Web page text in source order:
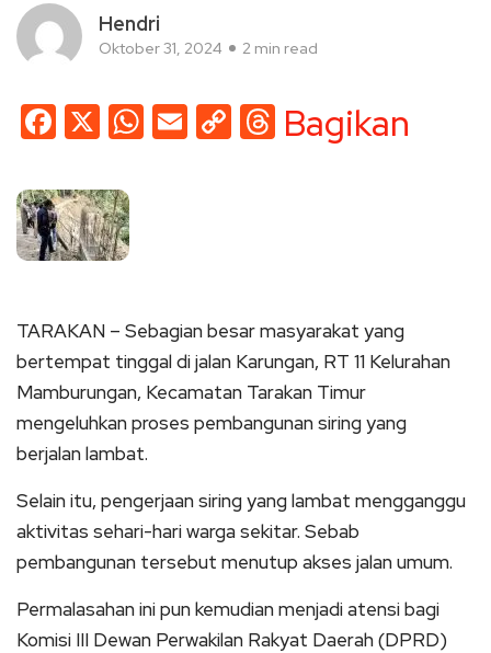
Hendri
Oktober 31, 2024 2 min read
Facebook
X WhatsApp
EmailCopyThreads
Bagikan
TARAKAN – Sebagian besar masyarakat yang
bertempat tinggal di jalan Karungan, RT 11 Kelurahan
Mamburungan, Kecamatan Tarakan Timur
mengeluhkan proses pembangunan siring yang
berjalan lambat.
Selain itu, pengerjaan siring yang lambat mengganggu
aktivitas sehari-hari warga sekitar. Sebab
pembangunan tersebut menutup akses jalan umum.
Permalasahan ini pun kemudian menjadi atensi bagi
Komisi III Dewan Perwakilan Rakyat Daerah (DPRD)